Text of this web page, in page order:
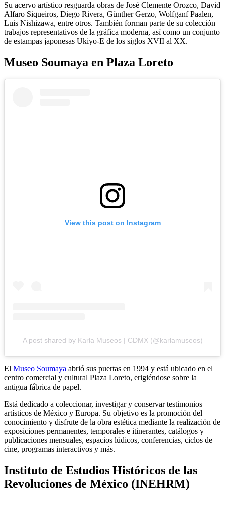
Su acervo artístico resguarda obras de José Clemente Orozco, David
Alfaro Siqueiros, Diego Rivera, Günther Gerzo, Wolfganf Paalen,
Luis Nishizawa, entre otros. También forman parte de su colección
trabajos representativos de la gráfica moderna, así como un conjunto
de estampas japonesas Ukiyo-E de los siglos XVII al XX.
Museo Soumaya en Plaza Loreto
View this post on Instagram
A post shared by Karla Museos | CDMX (@karlamuseos)
El Museo Soumaya abrió sus puertas en 1994 y está ubicado en el
centro comercial y cultural Plaza Loreto, erigiéndose sobre la
antigua fábrica de papel.
Está dedicado a coleccionar, investigar y conservar testimonios
artísticos de México y Europa. Su objetivo es la promoción del
conocimiento y disfrute de la obra estética mediante la realización de
exposiciones permanentes, temporales e itinerantes, catálogos y
publicaciones mensuales, espacios lúdicos, conferencias, ciclos de
cine, programas interactivos y más.
Instituto de Estudios Históricos de las
Revoluciones de México (INEHRM)